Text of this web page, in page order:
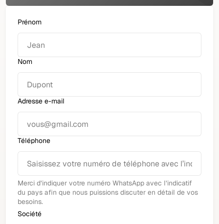
Prénom
Nom
Adresse e-mail
Téléphone
Merci d’indiquer votre numéro WhatsApp avec l’indicatif
du pays afin que nous puissions discuter en détail de vos
besoins.
Société